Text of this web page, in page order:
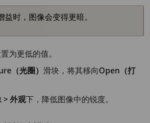
益时，图像会变得更暗。
为更低的值。
（光圈） 滑块，将其移向Open（打
> 外观下，降低图像中的锐度。